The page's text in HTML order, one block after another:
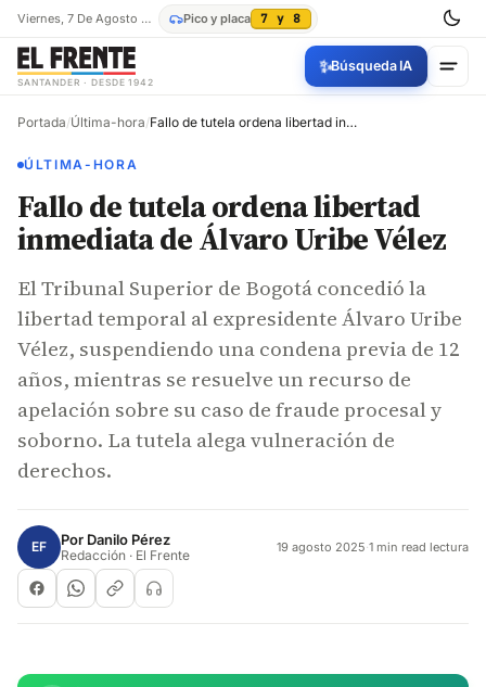
Viernes, 7 De Agosto De 2026 Pico y placa 7 y 8
SANTANDER · DESDE 1942
✨Búsqueda IA
Portada/Última-hora/ Fallo de tutela ordena libertad inmediata de Álvaro Uribe Vélez
ÚLTIMA-HORA
Fallo de tutela ordena libertad
inmediata de Álvaro Uribe Vélez
El Tribunal Superior de Bogotá concedió la
libertad temporal al expresidente Álvaro Uribe
Vélez, suspendiendo una condena previa de 12
años, mientras se resuelve un recurso de
apelación sobre su caso de fraude procesal y
soborno. La tutela alega vulneración de
derechos.
EF Por Danilo Pérez
Redacción · El Frente 19 agosto 2025·1 min read lectura